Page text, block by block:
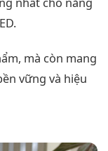
mà còn mang
vững và hiệu